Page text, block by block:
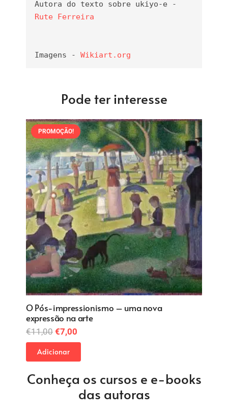
Rute Ferreira
Imagens - Wikiart.org
Pode ter interesse
O Fauvismo – a arte pela arte
€7,00
Adicionar
Conheça os cursos e e-books
das autoras